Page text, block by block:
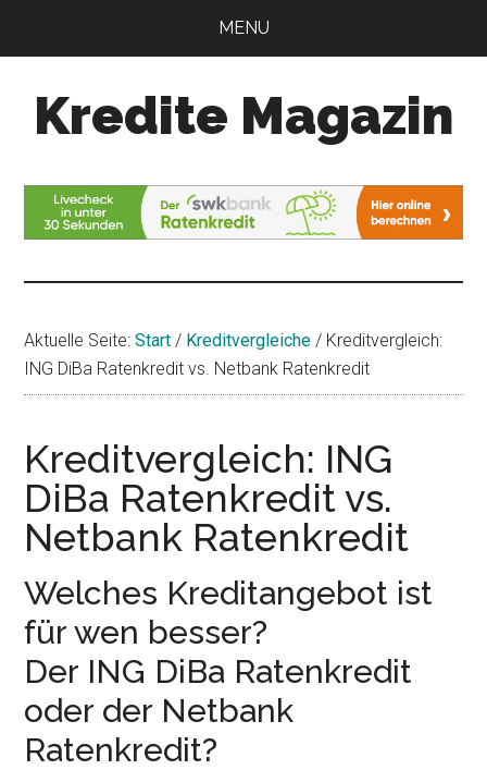
MENU
Kredite Magazin
für
Ihren
Kredit
Aktuelle Seite:Start / Kreditvergleiche / Kreditvergleich:
ING DiBa Ratenkredit vs. Netbank Ratenkredit
Kreditvergleich: ING
DiBa Ratenkredit vs.
Netbank Ratenkredit
Welches Kreditangebot ist
für wen besser?
Der ING DiBa Ratenkredit
oder der Netbank
Ratenkredit?